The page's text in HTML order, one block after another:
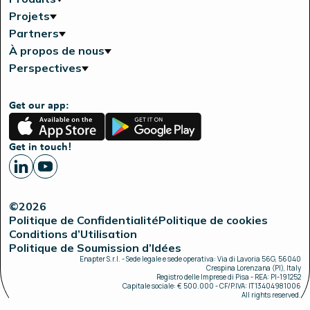
Projets
Partners
À propos de nous
Perspectives
Get our app:
App
Store
Google
Play
Get in touch!
©2026
Politique de ConfidentialitéPolitique de cookies
Conditions d’Utilisation
Politique de Soumission d’Idées
Enapter S.r.l. - Sede legale e sede operativa: Via di Lavoria 56G, 56040
Crespina Lorenzana (PI), Italy
Registro delle Imprese di Pisa - REA: PI-191252
Capitale sociale: € 500.000 - CF/P.IVA: IT13404981006
All rights reserved.